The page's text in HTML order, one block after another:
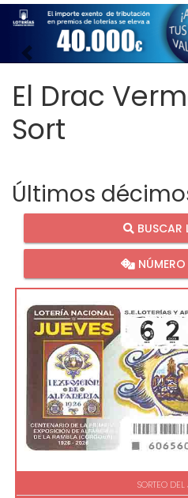
Imagen anterior
El Drac
Sort
Últimos
BUSCAR
NÚMERO
SORTEO DEL